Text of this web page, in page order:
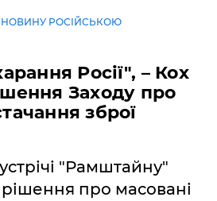
НОВИНУ РОСІЙСЬКОЮ
Росії", – Кох
Заходу про
зброї
"Рамштайну"
про масовані